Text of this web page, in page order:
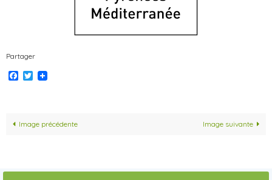
Partager
Facebook
Twitter
Image précédente Image suivante